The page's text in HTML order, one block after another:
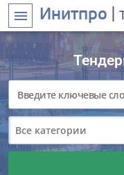
menu Инитпро |
Все категории